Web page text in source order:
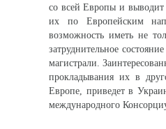
со всей Европы и выводит
их по Европейским
возможность иметь не
затруднительное
магистрали.
прокладывания их в
Европе, приведет в
международного